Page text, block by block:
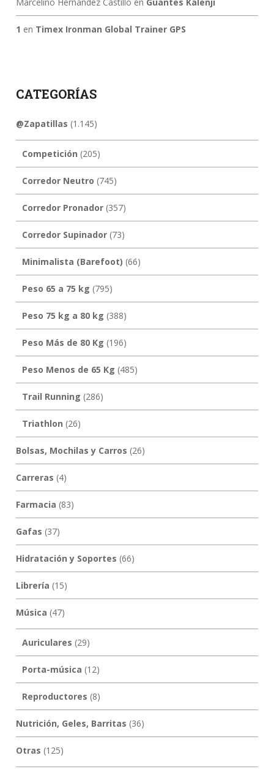
1 en Timex Ironman Global Trainer GPS
CATEGORÍAS
@Zapatillas (1.145)
Competición (205)
Corredor Neutro (745)
Corredor Pronador(357)
Corredor Supinador(73)
Minimalista (Barefoot) (66)
Peso 65 a 75 kg (795)
Peso 75 kg a 80 kg (388)
Peso Más de 80 Kg (196)
Peso Menos de 65 Kg (485)
Trail Running (286)
Triathlon (26)
Bolsas, Mochilas y Carros (26)
Carreras (4)
Farmacia (83)
Gafas (37)
Hidratación y Soportes (66)
Librería (15)
Música (47)
Auriculares (29)
Porta-música (12)
Reproductores (8)
Nutrición, Geles, Barritas (36)
Otras (125)